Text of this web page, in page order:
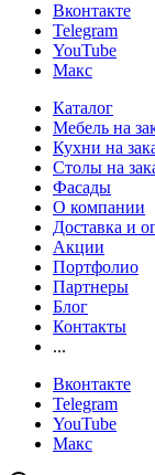
Вконтакте
Telegram
YouTube
Макс
Каталог
Мебель на
Кухни на
Столы на
Фасады
О компании
Доставка и
Акции
Портфолио
Партнеры
Блог
Контакты
...
Вконтакте
Telegram
YouTube
Макс